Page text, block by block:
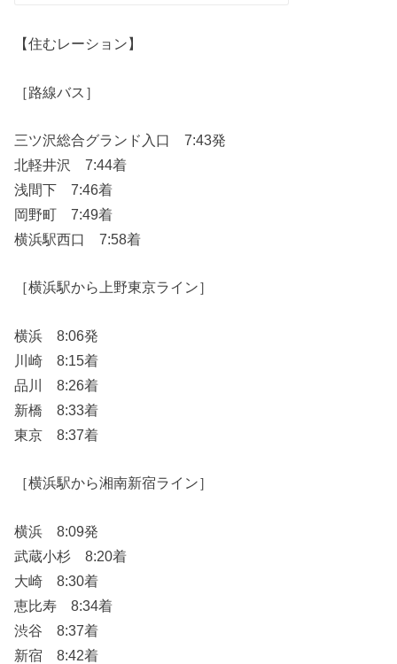
【住むレーション】
［路線バス］
三ツ沢総合グランド入口 7:43発
北軽井沢 7:44着
浅間下 7:46着
岡野町 7:49着
横浜駅西口 7:58着
［横浜駅から上野東京ライン］
横浜 8:06発
川崎 8:15着
品川 8:26着
新橋 8:33着
東京 8:37着
［横浜駅から湘南新宿ライン］
横浜 8:09発
武蔵小杉 8:20着
大崎 8:30着
恵比寿 8:34着
渋谷 8:37着
新宿 8:42着